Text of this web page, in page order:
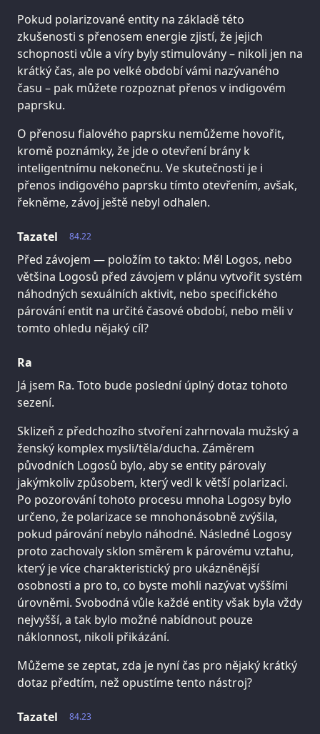
Pokud polarizované entity na základě této
zkušenosti s přenosem energie zjistí, že jejich
schopnosti vůle a víry byly stimulovány – nikoli jen na
krátký čas, ale po velké období vámi nazývaného
času – pak můžete rozpoznat přenos v indigovém
paprsku.
O přenosu fialového paprsku nemůžeme hovořit,
kromě poznámky, že jde o otevření brány k
inteligentnímu nekonečnu. Ve skutečnosti je i
přenos indigového paprsku tímto otevřením, avšak,
řekněme, závoj ještě nebyl odhalen.
84.22
Tazatel
Před závojem — položím to takto: Měl Logos, nebo
většina Logosů před závojem v plánu vytvořit systém
náhodných sexuálních aktivit, nebo specifického
párování entit na určité časové období, nebo měli v
tomto ohledu nějaký cíl?
Ra
Já jsem Ra. Toto bude poslední úplný dotaz tohoto
sezení.
Sklizeň z předchozího stvoření zahrnovala mužský a
ženský komplex mysli/těla/ducha. Záměrem
původních Logosů bylo, aby se entity párovaly
jakýmkoliv způsobem, který vedl k větší polarizaci.
Po pozorování tohoto procesu mnoha Logosy bylo
určeno, že polarizace se mnohonásobně zvýšila,
pokud párování nebylo náhodné. Následné Logosy
proto zachovaly sklon směrem k párovému vztahu,
který je více charakteristický pro ukázněnější
osobnosti a pro to, co byste mohli nazývat vyššími
úrovněmi. Svobodná vůle každé entity však byla vždy
nejvyšší, a tak bylo možné nabídnout pouze
náklonnost, nikoli přikázání.
Můžeme se zeptat, zda je nyní čas pro nějaký krátký
dotaz předtím, než opustíme tento nástroj?
84.23
Tazatel